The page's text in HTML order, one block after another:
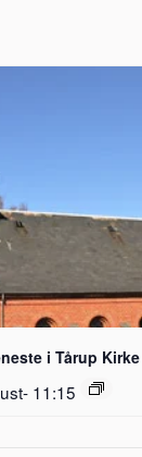
i Tårup Kirke
11:15